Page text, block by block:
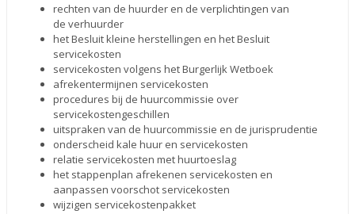
rechten van de huurder en de verplichtingen van
de verhuurder
het Besluit kleine herstellingen en het Besluit
servicekosten
servicekosten volgens het Burgerlijk Wetboek
afrekentermijnen servicekosten
procedures bij de huurcommissie over
servicekostengeschillen
uitspraken van de huurcommissie en de jurisprudentie
onderscheid kale huur en servicekosten
relatie servicekosten met huurtoeslag
het stappenplan afrekenen servicekosten en
aanpassen voorschot servicekosten
wijzigen servicekostenpakket